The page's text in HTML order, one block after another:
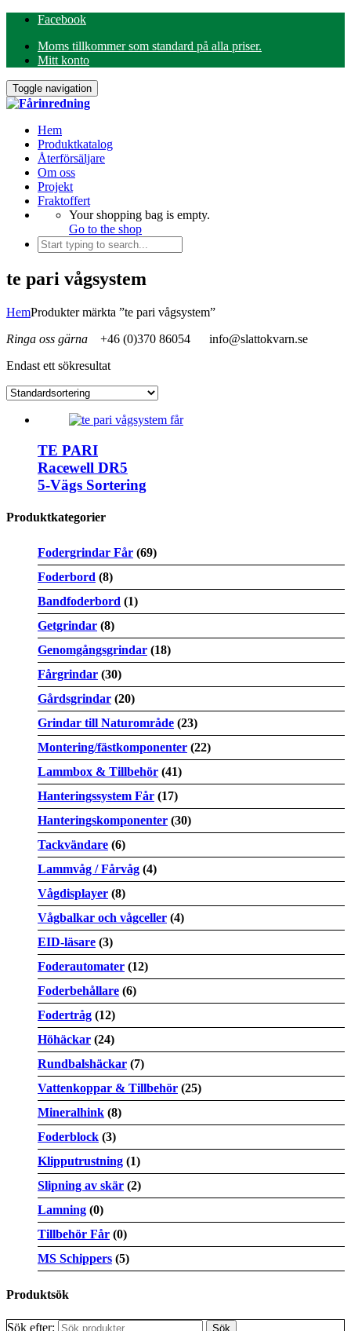
Facebook
Moms tillkommer som standard på alla priser.
Mitt konto
Toggle navigation
Hem
Produktkatalog
Återförsäljare
Om oss
Projekt
Fraktoffert
Your shopping bag is empty.
Go to the shop
te pari vågsystem
HemProdukter märkta ”te pari vågsystem”
Ringa oss gärna
+46 (0)370 86054
info@slattokvarn.se
Endast ett sökresultat
TE PARI
Racewell DR5
5-Vägs Sortering
Produktkategorier
Fodergrindar Får (69)
Foderbord (8)
Bandfoderbord (1)
Getgrindar (8)
Genomgångsgrindar (18)
Fårgrindar (30)
Gårdsgrindar (20)
Grindar till Naturområde (23)
Montering/fästkomponenter (22)
Lammbox & Tillbehör (41)
Hanteringssystem Får (17)
Hanteringskomponenter (30)
Tackvändare (6)
Lammvåg / Fårvåg (4)
Vågdisplayer (8)
Vågbalkar och vågceller (4)
EID-läsare (3)
Foderautomater (12)
Foderbehållare (6)
Fodertråg (12)
Höhäckar (24)
Rundbalshäckar (7)
Vattenkoppar & Tillbehör (25)
Mineralhink (8)
Foderblock (3)
Klipputrustning (1)
Slipning av skär (2)
Lamning (0)
Tillbehör Får (0)
MS Schippers (5)
Produktsök
Sök efter: